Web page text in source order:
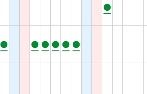
●
● ● ● ● ● ●